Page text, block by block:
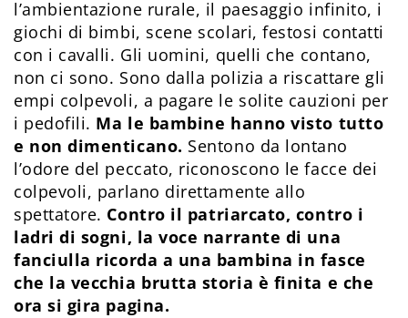
l’ambientazione rurale, il paesaggio infinito, i
giochi di bimbi, scene scolari, festosi contatti
con i cavalli. Gli uomini, quelli che contano,
non ci sono. Sono dalla polizia a riscattare gli
empi colpevoli, a pagare le solite cauzioni per
i pedofili. Ma le bambine hanno visto tutto
e non dimenticano. Sentono da lontano
l’odore del peccato, riconoscono le facce dei
colpevoli, parlano direttamente allo
spettatore. Contro il patriarcato, contro i
ladri di sogni, la voce narrante di una
fanciulla ricorda a una bambina in fasce
che la vecchia brutta storia è finita e che
ora si gira pagina.